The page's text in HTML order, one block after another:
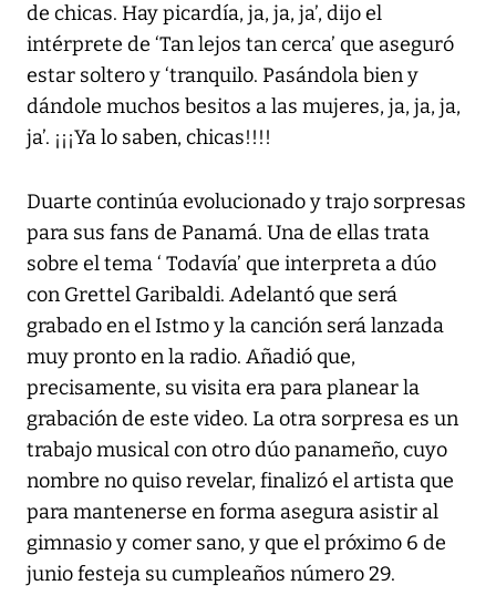
de chicas. Hay picardía, ja, ja, ja’, dijo el
intérprete de ‘Tan lejos tan cerca’ que aseguró
estar soltero y ‘tranquilo. Pasándola bien y
dándole muchos besitos a las mujeres, ja, ja, ja,
ja’. ¡¡¡Ya lo saben, chicas!!!!
Duarte continúa evolucionado y trajo sorpresas
para sus fans de Panamá. Una de ellas trata
sobre el tema ‘ Todavía’ que interpreta a dúo
con Grettel Garibaldi. Adelantó que será
grabado en el Istmo y la canción será lanzada
muy pronto en la radio. Añadió que,
precisamente, su visita era para planear la
grabación de este video. La otra sorpresa es un
trabajo musical con otro dúo panameño, cuyo
nombre no quiso revelar, finalizó el artista que
para mantenerse en forma asegura asistir al
gimnasio y comer sano, y que el próximo 6 de
junio festeja su cumpleaños número 29.